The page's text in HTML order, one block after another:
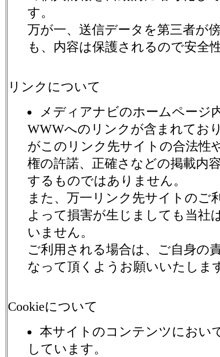
す。
万が一、送信データを第三者が
も、内容は保護されるので安全
リンクについて
メディアナビのホームページ
WWWへのリンクが含まれてお
がこのリンク先サイトの合法性
権の許諾、正確さなどの掲載内
するものではありません。
また、万一リンク先サイトのご
よって損害が生じましても当社
いません。
ご利用される場合は、ご自身の
なって頂くようお願いいたしま
Cookieについて
本サイトのコンテンツにおい
しています。